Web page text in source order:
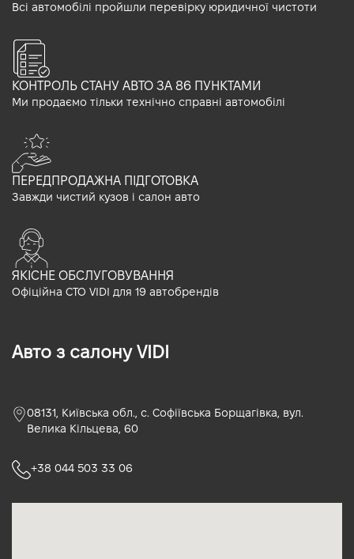
Всі автомобілі пройшли перевірку юридичної чистоти
КОНТРОЛЬ СТАНУ АВТО ЗА 86 ПУНКТАМИ
Ми продаємо тільки технічно справні автомобілі
ПЕРЕДПРОДАЖНА ПІДГОТОВКА
Завжди чистий кузов і салон авто
ЯКІСНЕ ОБСЛУГОВУВАННЯ
Офіційна СТО VIDI для 19 автобрендів
Авто з салону VIDI
08131, Київська обл., с. Софіївська Борщагівка, вул.
Велика Кільцева, 60
+38 044 503 33 06